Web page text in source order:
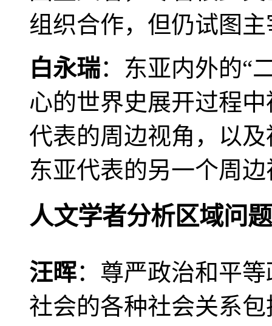
组织合作，但仍试图
白永瑞：东亚内外的“
心的世界史展开过程
代表的周边视角，以
东亚代表的另一个周
人文学者分析区域问题
汪晖：尊严政治和平
社会的各种社会关系